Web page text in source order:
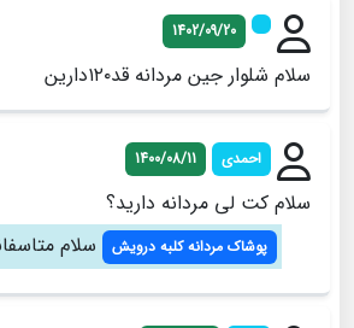
1402/09/20
سلام شلوار جین مردانه قد۱۲۰دارین
احمدی 1400/08/11
سلام کت لی مردانه دارید؟
پوشاک مردانه کلبه درویش سلام